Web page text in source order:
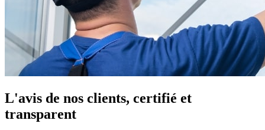
L'avis de nos clients, certifié et
transparent